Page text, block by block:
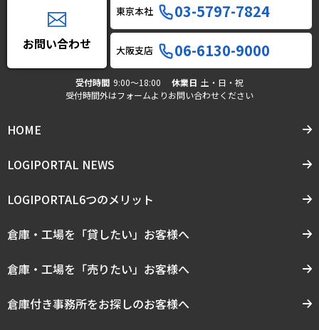
お問い合わせ
東京本社 03-5797-7824
大阪支店 06-6130-9000
受付時間 9:00〜18:00 休業日 土・日・祝
受付時間外はフォームよりお問い合わせください
HOME
LOGIPORTAL NEWS
LOGIPORTAL6つのメリット
倉庫・工場を「貸したい」お客様へ
倉庫・工場を「売りたい」お客様へ
倉庫付き事務所をお探しのお客様へ